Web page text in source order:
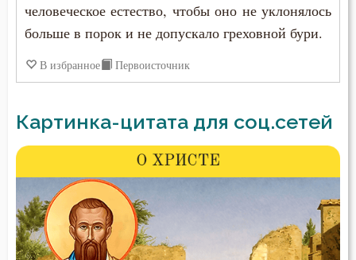
человеческое естество, чтобы оно не уклонялось
больше в порок и не допускало греховной бури.
В избранное Первоисточник
Картинка-цитата для соц.сетей